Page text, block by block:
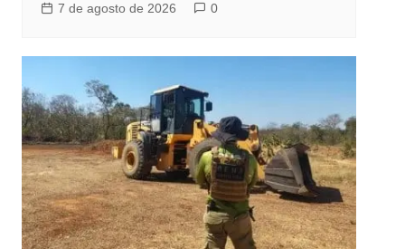
7 de agosto de 2026
0